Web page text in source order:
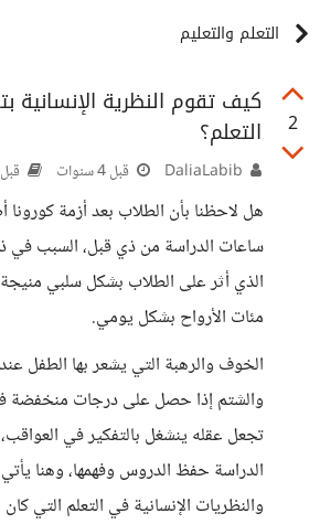
التعلم والتعليم
2
كيف تقوم النظرية الإنسانية
التعلم؟
قبل 4 سنوات قبل 4 سنوات
هل لاحظنا بأن الطلاب بعد أزمة
ساعات الدراسة من ذي قبل، السبب في
الذي أثر على الطلاب بشكل سلبي منيجة
مئات الأرواح بشكل يومي.
الخوف والرهبة التي يشعر بها الطفل
والشتم إذا حصل على درجات منخفضة في
تجعل عقله ينشغل بالتفكير في
الدراسة حفظ الدروس وفهمها، وهنا
والنظريات الإنسانية في التعلم التي